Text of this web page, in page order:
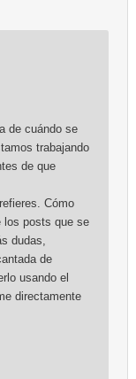
de cuándo se
trabajando
de que
Cómo
los posts que se
dudas,
de
usando el
directamente